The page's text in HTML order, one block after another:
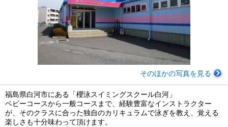
そのほかの写真を見る
福島県白河市にある「櫻泳スイミングスクール白河」
ベビーコースから一般コースまで、経験豊富なインストラクター
が、そのクラスに合った独自のカリキュラムで泳ぎを教え、覚える
楽しさも十分味わって頂けます。